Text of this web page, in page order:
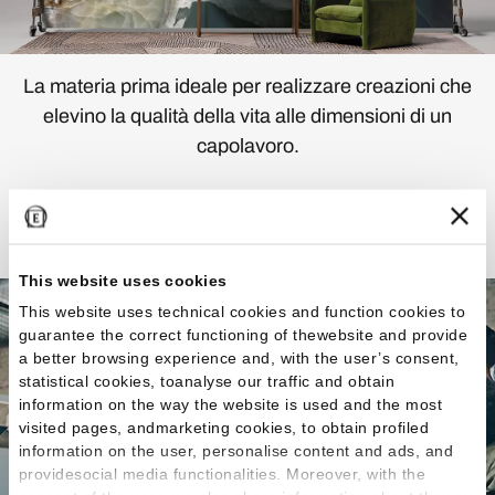
This website uses cookies
This website uses technical cookies and function cookies to
guarantee the correct functioning of thewebsite and provide
a better browsing experience and, with the user’s consent,
statistical cookies, toanalyse our traffic and obtain
information on the way the website is used and the most
visited pages, andmarketing cookies, to obtain profiled
information on the user, personalise content and ads, and
providesocial media functionalities. Moreover, with the
La materia prima ideale per realizzare creazioni che
elevino la qualità della vita alle dimensioni di un
capolavoro.